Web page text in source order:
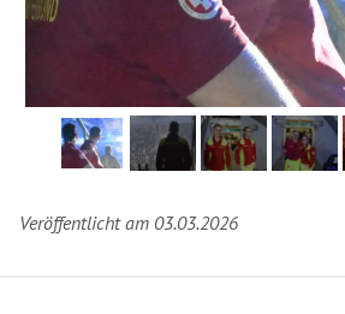
Veröffentlicht am 03.03.2026